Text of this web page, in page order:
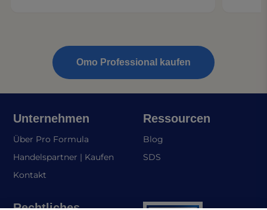
Omo Professional kaufen
Unternehmen
Über Pro Formula
Handelspartner | Kaufen
Kontakt
Ressourcen
Blog
SDS